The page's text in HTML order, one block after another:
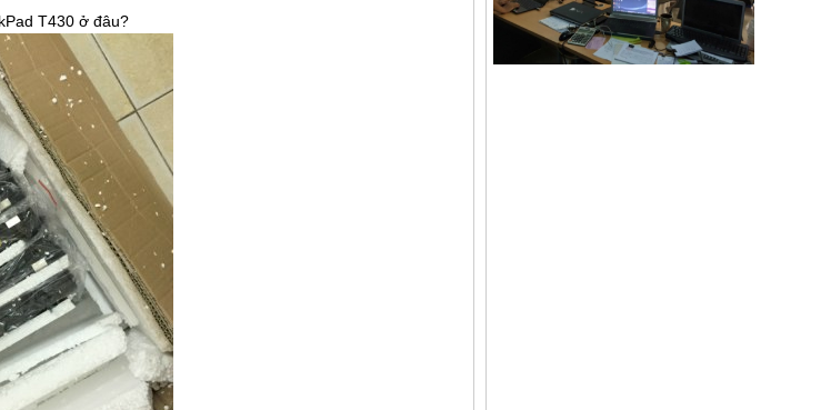
T430 ở đâu?